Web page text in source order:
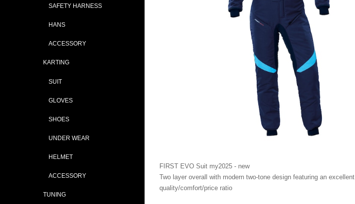
FIRST EVO Suit my2025 - new
Two layer overall with modern two-tone design featuring an excellent
quality/comfort/price ratio
SAFETY HARNESS
HANS
ACCESSORY
KARTING
SUIT
GLOVES
SHOES
UNDER WEAR
HELMET
ACCESSORY
TUNING